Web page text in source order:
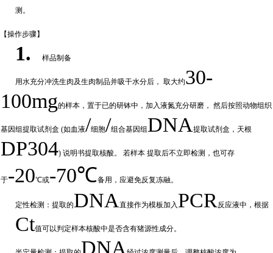
测。
【操作步骤】
1. 样品制备
用水充分冲洗生肉及生肉制品并吸干水分后， 取大约30-
100mg的样本，置于已的研钵中，加入液氮充分研磨， 然后按照动物组织
基因组提取试剂盒 (如血液/细胞/组合基因组 DNA提取试剂盒，天根
DP304) 说明书提取核酸。 若样本 提取后不立即检测，也可存
于-20℃或-70℃备用，应避免反复冻融。
定性检测：提取的DNA直接作为模板加入 PCR反应液中，根据
Ct值可以判定样本核酸中是否含有猪源性成分。
DNA